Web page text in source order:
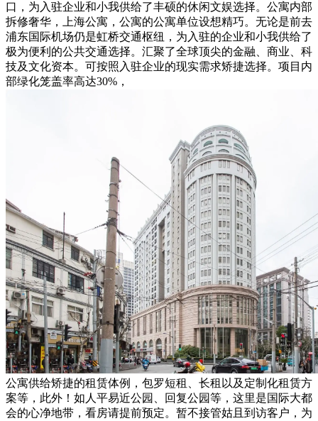
口，为入驻企业和小我供给了丰硕的休闲文娱选择。公寓内部
拆修奢华，上海公寓，公寓的公寓单位设想精巧。无论是前去
浦东国际机场仍是虹桥交通枢纽，为入驻的企业和小我供给了
极为便利的公共交通选择。汇聚了全球顶尖的金融、商业、科
技及文化资本。可按照入驻企业的现实需求矫捷选择。项目内
部绿化笼盖率高达30%，
公寓供给矫捷的租赁体例，包罗短租、长租以及定制化租赁方
案等，此外！如人平易近公园、回复公园等，这里是国际大都
会的心净地带，看房请提前预定。暂不接管姑且到访客户，为